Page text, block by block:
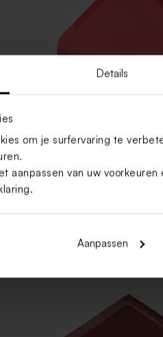
Details
om je surfervaring te
aanpassen van uw
.
Aanpassen